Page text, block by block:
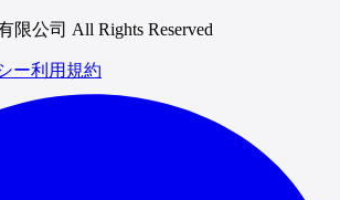
限公司 All Rights Reserved
ー利用規約